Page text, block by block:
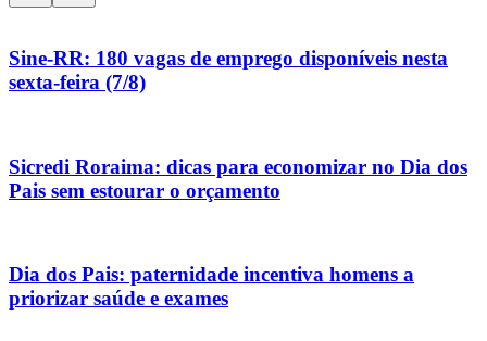
Sine-RR: 180 vagas de emprego disponíveis nesta
sexta-feira (7/8)
Sicredi Roraima: dicas para economizar no Dia dos
Pais sem estourar o orçamento
Dia dos Pais: paternidade incentiva homens a
priorizar saúde e exames